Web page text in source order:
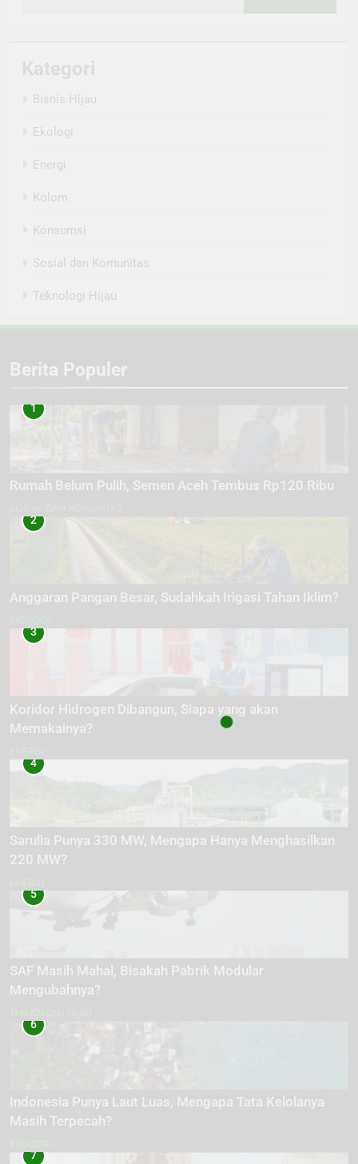
Bisnis Hijau
Ekologi
Energi
Kolom
Konsumsi
Sosial dan Komunitas
Teknologi Hijau
Berita Populer
1
Rumah Belum Pulih, Semen Aceh Tembus Rp120 Ribu
2
Anggaran Pangan Besar, Sudahkah Irigasi Tahan Iklim?
3
Koridor Hidrogen Dibangun, Siapa yang akan
Memakainya?
4
Sarulla Punya 330 MW, Mengapa Hanya Menghasilkan
220 MW?
5
SAF Masih Mahal, Bisakah Pabrik Modular
Mengubahnya?
6
Indonesia Punya Laut Luas, Mengapa Tata Kelolanya
Masih Terpecah?
7